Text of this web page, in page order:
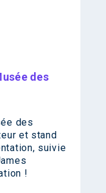
des
des
et stand
suivie
!